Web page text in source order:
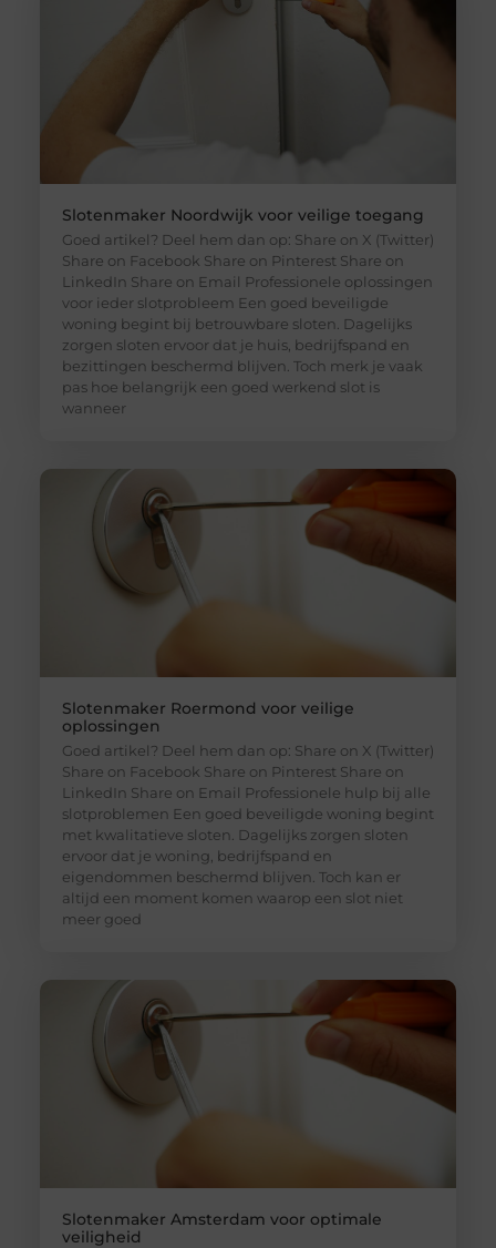
Slotenmaker Noordwijk voor veilige toegang
Goed artikel? Deel hem dan op: Share on X (Twitter)
Share on Facebook Share on Pinterest Share on
LinkedIn Share on Email Professionele oplossingen
voor ieder slotprobleem Een goed beveiligde
woning begint bij betrouwbare sloten. Dagelijks
zorgen sloten ervoor dat je huis, bedrijfspand en
bezittingen beschermd blijven. Toch merk je vaak
pas hoe belangrijk een goed werkend slot is
wanneer
Slotenmaker Roermond voor veilige
oplossingen
Goed artikel? Deel hem dan op: Share on X (Twitter)
Share on Facebook Share on Pinterest Share on
LinkedIn Share on Email Professionele hulp bij alle
slotproblemen Een goed beveiligde woning begint
met kwalitatieve sloten. Dagelijks zorgen sloten
ervoor dat je woning, bedrijfspand en
eigendommen beschermd blijven. Toch kan er
altijd een moment komen waarop een slot niet
meer goed
Slotenmaker Amsterdam voor optimale
veiligheid